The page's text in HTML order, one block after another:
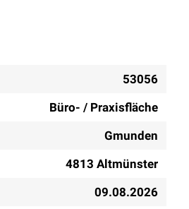
53056
Büro- / Praxisfläche
Gmunden
4813 Altmünster
09.08.2026